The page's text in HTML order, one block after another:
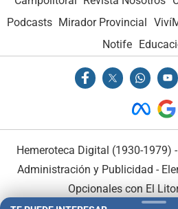
Podcasts Mirador Provincial
Notife
Hemeroteca Digital (1930-1979) -
Administración y Publicidad -
Opcionales con El